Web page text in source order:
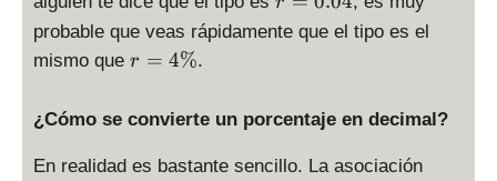
=
probable que veas rápidamente que el tipo es el
mismo que r
\
r = 4%.
¿Cómo se convierte un porcentaje en decimal?
En realidad es bastante sencillo. La asociación